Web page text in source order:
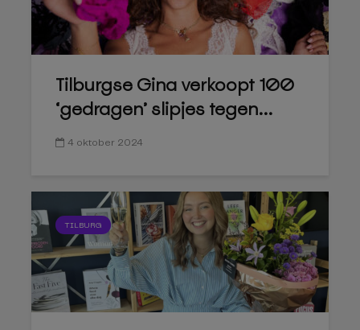
Tilburgse Gina verkoopt 100
‘gedragen’ slipjes tegen...
4 oktober 2024
TILBURG